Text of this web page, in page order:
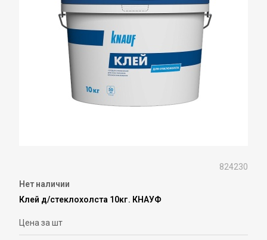
824230
Нет наличии
Клей д/стеклохолста 10кг. КНАУФ
Цена за шт